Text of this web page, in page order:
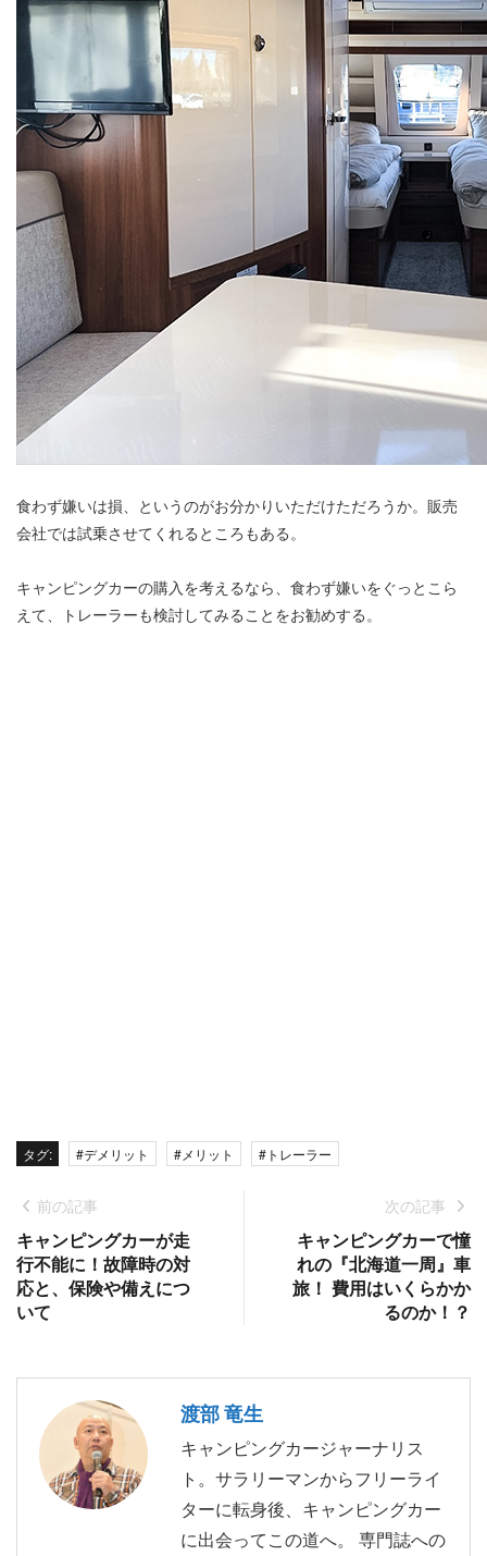
食わず嫌いは損、というのがお分かりいただけただろうか。販売
会社では試乗させてくれるところもある。
キャンピングカーの購入を考えるなら、食わず嫌いをぐっとこら
えて、トレーラーも検討してみることをお勧めする。
タグ: #デメリット #メリット #トレーラー
前の記事
キャンピングカーが走
行不能に！故障時の対
応と、保険や備えにつ
いて
次の記事
キャンピングカーで憧
れの『北海道一周』車
旅！ 費用はいくらかか
るのか！？
渡部 竜生
キャンピングカージャーナリス
ト。サラリーマンからフリーライ
ターに転身後、キャンピングカー
に出会ってこの道へ。 専門誌への